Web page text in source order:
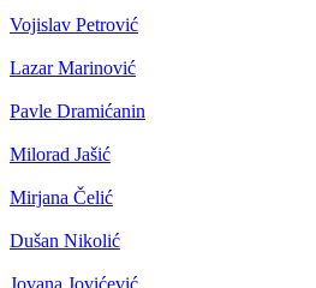
Vojislav Petrović
Lazar Marinović
Pavle Dramićanin
Milorad Jašić
Mirjana Čelić
Dušan Nikolić
Jovana Jovićević